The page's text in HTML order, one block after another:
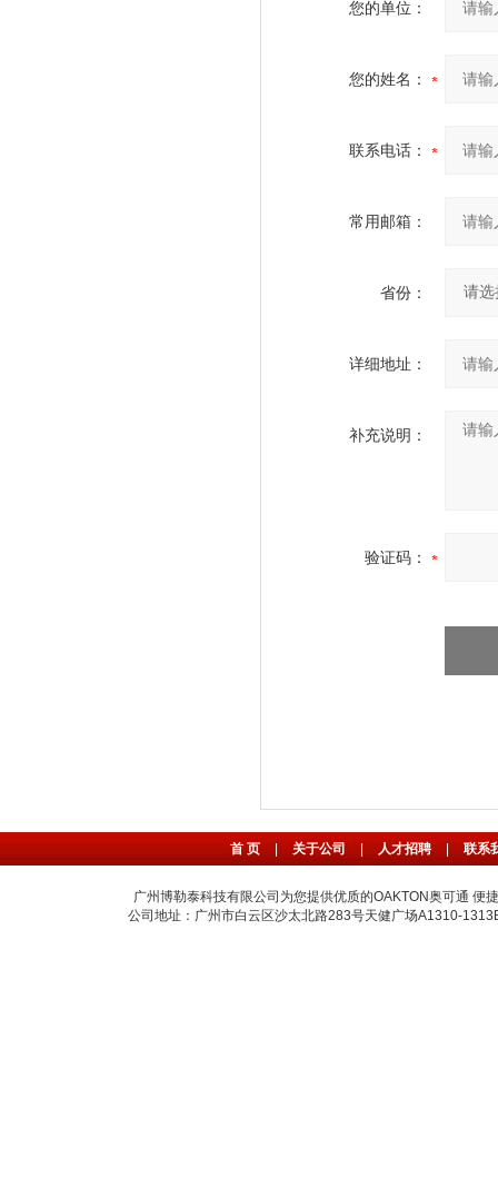
您的单位：
您的姓名：
联系电话：
常用邮箱：
省份：
详细地址：
补充说明：
验证码：
首 页 关于公司 人才招聘 联系
广州博勒泰科技有限公司为您提供优质的OAKTON奥可通 便
公司地址：广州市白云区沙太北路283号天健广场A1310-